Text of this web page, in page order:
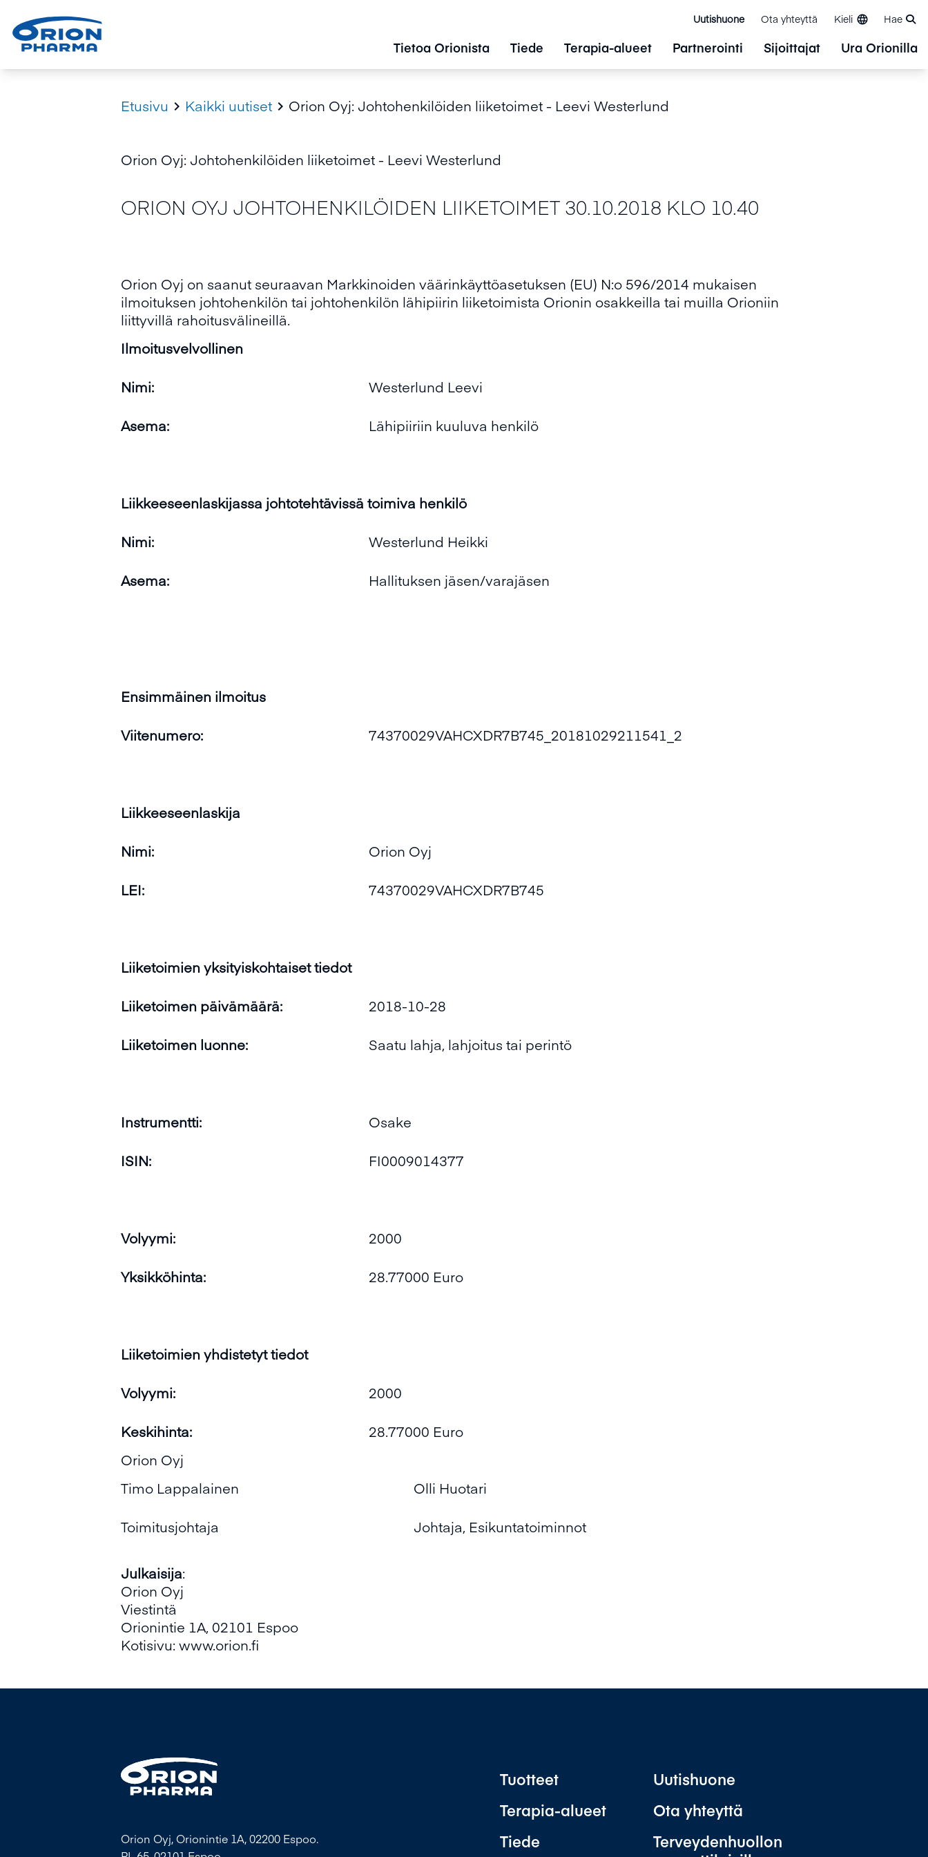
Uutishuone Ota yhteyttä Kieli Hae
Tietoa Orionista Tiede Terapia-alueet Partnerointi Sijoittajat Ura Orionilla
Etusivu  Kaikki uutiset  Orion Oyj: Johtohenkilöiden liiketoimet - Leevi Westerlund
Orion Oyj: Johtohenkilöiden liiketoimet - Leevi Westerlund
ORION OYJ JOHTOHENKILÖIDEN LIIKETOIMET 30.10.2018 KLO 10.40
Orion Oyj on saanut seuraavan Markkinoiden väärinkäyttöasetuksen (EU) N:o 596/2014 mukaisen
ilmoituksen johtohenkilön tai johtohenkilön lähipiirin liiketoimista Orionin osakkeilla tai muilla Orioniin
liittyvillä rahoitusvälineillä.
Ilmoitusvelvollinen
Nimi: Westerlund Leevi
Asema: Lähipiiriin kuuluva henkilö
Liikkeeseenlaskijassa johtotehtävissä toimiva henkilö
Nimi: Westerlund Heikki
Asema: Hallituksen jäsen/varajäsen
Ensimmäinen ilmoitus
Viitenumero: 74370029VAHCXDR7B745_20181029211541_2
Liikkeeseenlaskija
Nimi: Orion Oyj
LEI: 74370029VAHCXDR7B745
Liiketoimien yksityiskohtaiset tiedot
Liiketoimen päivämäärä: 2018-10-28
Liiketoimen luonne: Saatu lahja, lahjoitus tai perintö
Instrumentti: Osake
ISIN: FI0009014377
Volyymi: 2000
Yksikköhinta: 28.77000 Euro
Liiketoimien yhdistetyt tiedot
Volyymi: 2000
Keskihinta:
28.77000 Euro
Orion Oyj
Timo Lappalainen
Olli Huotari
Toimitusjohtaja Johtaja, Esikuntatoiminnot
Julkaisija:
Orion Oyj
Viestintä
Orionintie 1A, 02101 Espoo
Kotisivu:www.orion.fi
Orion Oyj, Orionintie 1A, 02200 Espoo.
Tuotteet
Terapia-alueet
Tiede
Uutishuone
Ota yhteyttä
Terveydenhuollon